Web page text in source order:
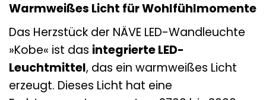
Warmweißes Licht für Wohlfühlmomente
Das Herzstück der NÄVE LED-Wandleuchte
»Kobe« ist das integrierte LED-
Leuchtmittel, das ein warmweißes Licht
erzeugt. Dieses Licht hat eine